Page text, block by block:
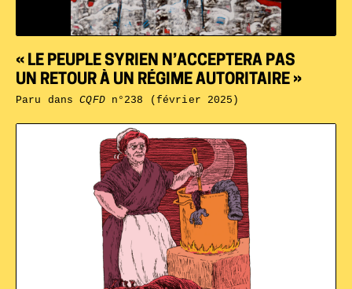
« LE PEUPLE SYRIEN N’ACCEPTERA PAS
UN RETOUR À UN RÉGIME AUTORITAIRE »
Paru dansCQFDn°238 (février 2025)